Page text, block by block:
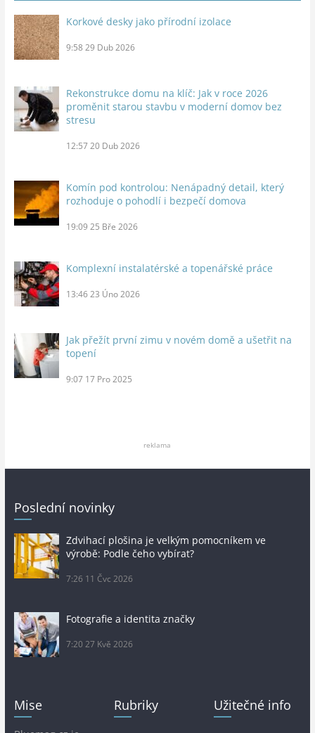
Korkové desky jako přírodní izolace
9:58 29 Dub 2026
Rekonstrukce domu na klíč: Jak v roce 2026
proměnit starou stavbu v moderní domov bez
stresu
12:57 20 Dub 2026
Komín pod kontrolou: Nenápadný detail, který
rozhoduje o pohodlí i bezpečí domova
19:09 25 Bře 2026
Komplexní instalatérské a topenářské práce
13:46 23 Úno 2026
Jak přežít první zimu v novém domě a ušetřit na
topení
9:07 17 Pro 2025
reklama
Poslední novinky
Zdvihací plošina je velkým pomocníkem ve
výrobě: Podle čeho vybírat?
7:26 11 Čvc 2026
Fotografie a identita značky
7:20 27 Kvě 2026
Mise Rubriky Užitečné info